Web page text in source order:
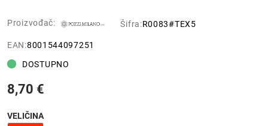
Proizvođač: Šifra:R0083#TEX5
EAN:8001544097251
DOSTUPNO
8,70 €
VELIČINA